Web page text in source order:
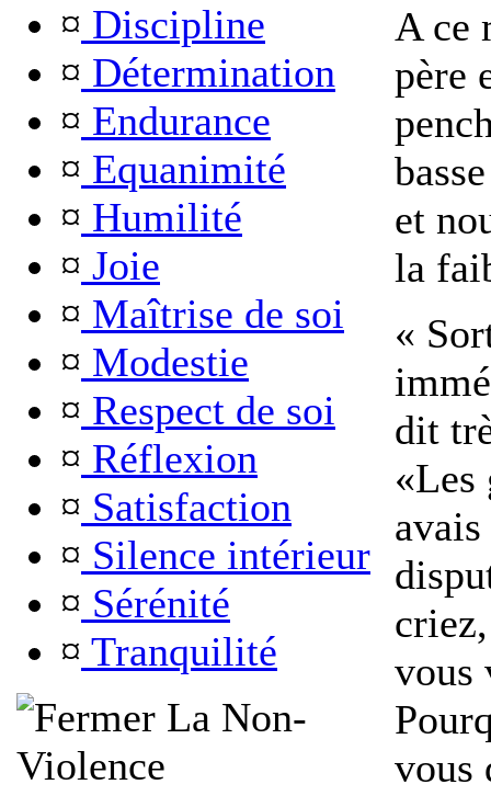
¤ Discipline
¤ Détermination
¤ Endurance
¤ Equanimité
¤ Humilité
¤ Joie
¤ Maîtrise de soi
¤ Modestie
¤ Respect de soi
¤ Réflexion
¤ Satisfaction
¤ Silence intérieur
¤ Sérénité
¤ Tranquilité
La Non-
Violence
A ce
père
et
la
«
dit
«Les
vous
vous